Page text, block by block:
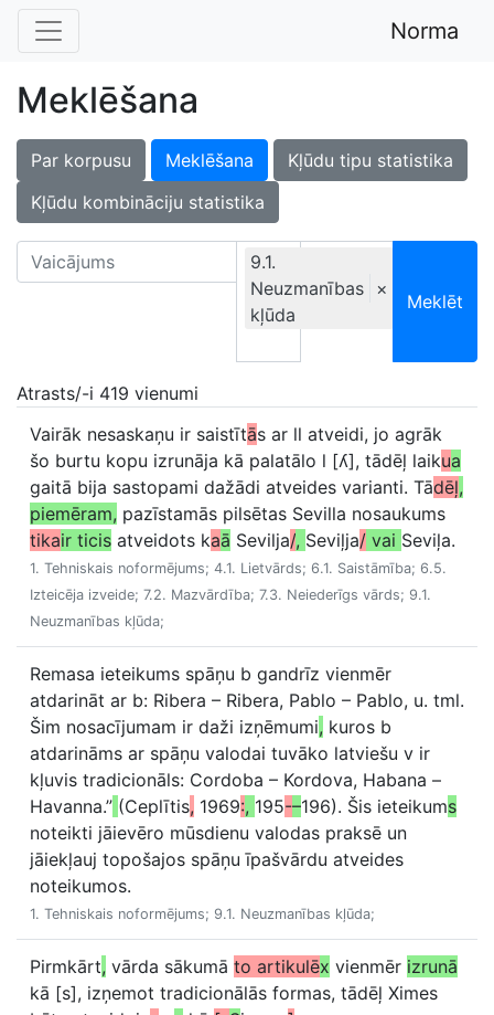
Norma
Meklēšana
Par korpusu Meklēšana
Kļūdu tipu statistika
Kļūdu kombināciju statistika
9.1.
Neuzmanības
kļūda
×
Ekskluzīvi
Meklēt
Atrasts/-i 419 vienumi
Vairāk nesaskaņu ir saistītās ar ll atveidi, jo agrāk
šo burtu kopu izrunāja kā palatālo l [ʎ], tādēļ laikua
gaitā bija sastopami dažādi atveides varianti. Tādēļ,
piemēram, pazīstamās pilsētas Sevilla nosaukums
tikair ticis atveidots kaā Sevilja/, Seviļja/ vai Seviļa.
1. Tehniskais noformējums; 4.1. Lietvārds; 6.1. Saistāmība; 6.5.
Izteicēja izveide; 7.2. Mazvārdība; 7.3. Neiederīgs vārds; 9.1.
Neuzmanības kļūda;
Remasa ieteikums spāņu b gandrīz vienmēr
atdarināt ar b: Ribera – Ribera, Pablo – Pablo, u. tml.
Šim nosacījumam ir daži izņēmumi, kuros b
atdarināms ar spāņu valodai tuvāko latviešu v ir
kļuvis tradicionāls: Cordoba – Kordova, Habana –
Havanna.” (Ceplītis, 1969:, 195-–196). Šis ieteikums
noteikti jāievēro mūsdienu valodas praksē un
jāiekļauj topošajos spāņu īpašvārdu atveides
noteikumos.
1. Tehniskais noformējums; 9.1. Neuzmanības kļūda;
Pirmkārt, vārda sākumā to artikulēx vienmēr izrunā
kā [s], izņemot tradicionālās formas, tādēļ Ximes